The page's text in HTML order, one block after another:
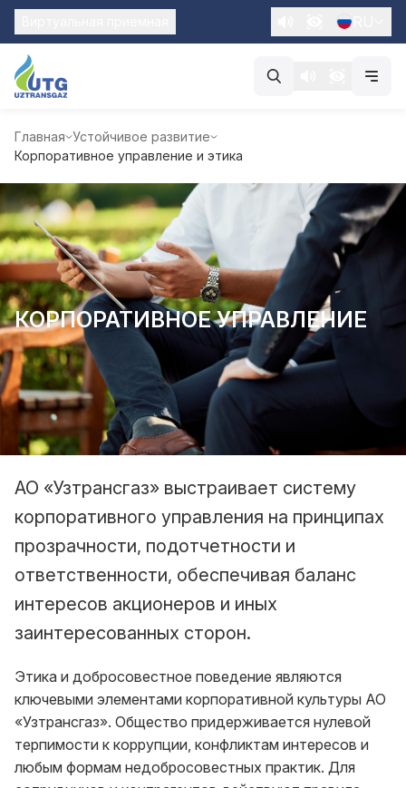
Главная Устойчивое развитие
Корпоративное управление и этика
КОРПОРАТИВНОЕ УПРАВЛЕНИЕ
АО «Узтрансгаз» выстраивает систему
корпоративного управления на принципах
прозрачности, подотчетности и
ответственности, обеспечивая баланс
интересов акционеров и иных
заинтересованных сторон.
Этика и добросовестное поведение являются
ключевыми элементами корпоративной культуры АО
«Узтрансгаз». Общество придерживается нулевой
терпимости к коррупции, конфликтам интересов и
любым формам недобросовестных практик. Для